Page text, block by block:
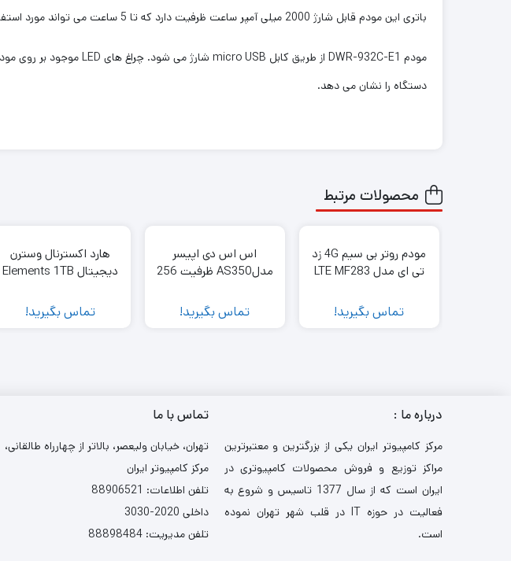
باتری این مودم قابل شارژ 2000 میلی آمپر ساعت ظرفیت دارد که تا 5 ساعت می تواند مورد استفاده قرار گیرد.
دستگاه را نشان می دهد.
محصولات مرتبط
مودم روتر بی سیم 4G زد
تی ای مدل LTE MF283
تماس بگیرید!
اس اس دی اپیسر
مدلAS350 ظرفیت 256
تماس بگیرید!
هارد اکسترنال وسترن
دیجیتال Elements 1TB
تماس بگیرید!
درباره ما :
مرکز کامپیوتر ایران یکی از بزرگترین و معتبرترین
مراکز توزیع و فروش محصولات کامپیوتری در
ایران است که از سال 1377 تاسیس و شروع به
فعالیت در حوزه IT در قلب شهر تهران نموده
است.
تماس با ما
تهران، خیابان ولیعصر، بالاتر از چهارراه طالقانی،
مرکز کامپیوتر ایران
تلفن اطلاعات: 88906521
داخلی 2020-3030
تلفن مدیریت: 88898484